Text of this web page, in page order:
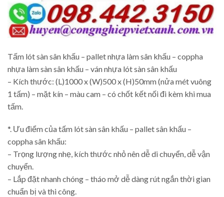
Tấm lót sàn sân khấu – pallet nhựa làm sân khấu – coppha
nhựa làm sàn sân khấu – ván nhựa lót sàn sân khấu
– Kích thước: (L)1000 x (W)500 x (H)50mm (nửa mét vuông
1 tấm) – mặt kín – màu cam – có chốt kết nối đi kèm khi mua
tấm.
*. Ưu điểm của tấm lót sàn sân khấu – pallet sân khấu –
coppha sân khấu:
– Trọng lượng nhẹ, kích thước nhỏ nên dễ di chuyển, dễ vận
chuyển.
– Lắp đặt nhanh chóng – tháo mở dễ dàng rút ngắn thời gian
chuẩn bị và thi công.